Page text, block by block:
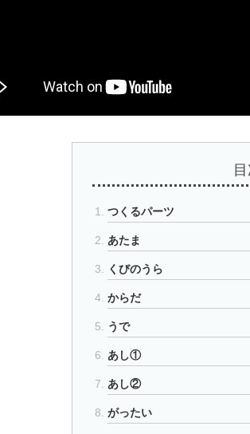
つくるパーツ
あたま
くびのうら
からだ
うで
あし①
あし②
がったい